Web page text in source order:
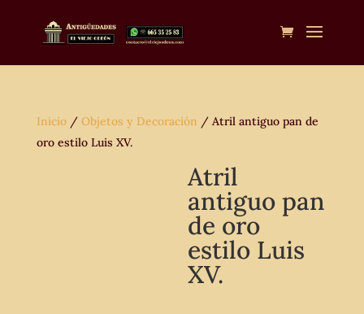
Inicio/ Objetos y Decoración / Atril antiguo pan de
oro estilo Luis XV.
Atril
antiguo pan
de oro
estilo Luis
XV.